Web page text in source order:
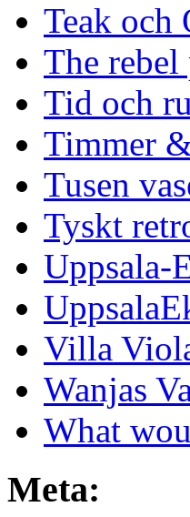
Teak och
The rebel
Tid och
Timmer
Tusen
Tyskt
Uppsala-
Villa
Wanjas
What
Meta: